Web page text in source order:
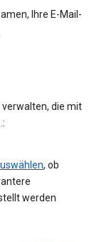
Ihre E-Mail-
verwalten, die mit
, ob
werden